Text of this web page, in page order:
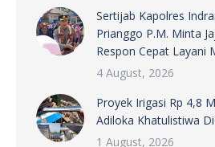
Sertijab Kapolres
Prianggo P.M. Minta
Respon Cepat Layani
4 August, 2026
Proyek Irigasi Rp 4,8
Adiloka Khatulistiwa
1 August, 2026